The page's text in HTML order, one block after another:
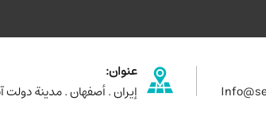
عنوان:
إيران . أصفهان . مدينة دولت